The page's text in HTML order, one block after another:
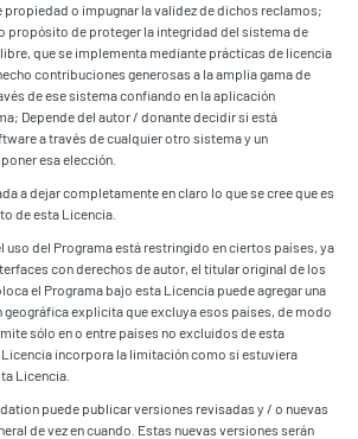
propiedad o impugnar la validez de dichos reclamos;
propósito de proteger la integridad del sistema de
que se implementa mediante prácticas de licencia
contribuciones generosas a la amplia gama de
de ese sistema confiando en la aplicación
Depende del autor / donante decidir si está
a través de cualquier otro sistema y un
esa elección.
a dejar completamente en claro lo que se cree que es
de esta Licencia.
uso del Programa está restringido en ciertos países, ya
con derechos de autor, el titular original de los
el Programa bajo esta Licencia puede agregar una
explícita que excluya esos países, de modo
sólo en o entre países no excluidos de esta
Licencia incorpora la limitación como si estuviera
Licencia.
puede publicar versiones revisadas y / o nuevas
de vez en cuando. Estas nuevas versiones serán